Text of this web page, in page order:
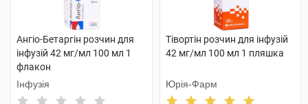
Ангіо-Бетаргін розчин для
інфузій 42 мг/мл 100 мл 1
флакон
Інфузія
Тівортін розчин для інфузій
42 мг/мл 100 мл 1 пляшка
Юрія-Фарм